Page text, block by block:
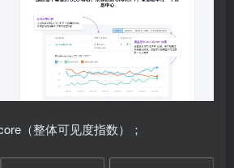
（整体可见度指数）；